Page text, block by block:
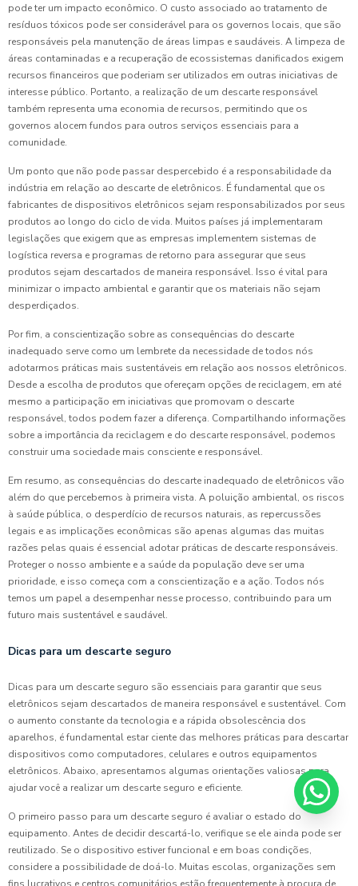
pode ter um impacto econômico. O custo associado ao tratamento de
resíduos tóxicos pode ser considerável para os governos locais, que são
responsáveis pela manutenção de áreas limpas e saudáveis. A limpeza de
áreas contaminadas e a recuperação de ecossistemas danificados exigem
recursos financeiros que poderiam ser utilizados em outras iniciativas de
interesse público. Portanto, a realização de um descarte responsável
também representa uma economia de recursos, permitindo que os
governos alocem fundos para outros serviços essenciais para a
comunidade.
Um ponto que não pode passar despercebido é a responsabilidade da
indústria em relação ao descarte de eletrônicos. É fundamental que os
fabricantes de dispositivos eletrônicos sejam responsabilizados por seus
produtos ao longo do ciclo de vida. Muitos países já implementaram
legislações que exigem que as empresas implementem sistemas de
logística reversa e programas de retorno para assegurar que seus
produtos sejam descartados de maneira responsável. Isso é vital para
minimizar o impacto ambiental e garantir que os materiais não sejam
desperdiçados.
Por fim, a conscientização sobre as consequências do descarte
inadequado serve como um lembrete da necessidade de todos nós
adotarmos práticas mais sustentáveis em relação aos nossos eletrônicos.
Desde a escolha de produtos que ofereçam opções de reciclagem, em até
mesmo a participação em iniciativas que promovam o descarte
responsável, todos podem fazer a diferença. Compartilhando informações
sobre a importância da reciclagem e do descarte responsável, podemos
construir uma sociedade mais consciente e responsável.
Em resumo, as consequências do descarte inadequado de eletrônicos vão
além do que percebemos à primeira vista. A poluição ambiental, os riscos
à saúde pública, o desperdício de recursos naturais, as repercussões
legais e as implicações econômicas são apenas algumas das muitas
razões pelas quais é essencial adotar práticas de descarte responsáveis.
Proteger o nosso ambiente e a saúde da população deve ser uma
prioridade, e isso começa com a conscientização e a ação. Todos nós
temos um papel a desempenhar nesse processo, contribuindo para um
futuro mais sustentável e saudável.
Dicas para um descarte seguro
Dicas para um descarte seguro são essenciais para garantir que seus
eletrônicos sejam descartados de maneira responsável e sustentável. Com
o aumento constante da tecnologia e a rápida obsolescência dos
aparelhos, é fundamental estar ciente das melhores práticas para descartar
dispositivos como computadores, celulares e outros equipamentos
eletrônicos. Abaixo, apresentamos algumas orientações valiosas para
ajudar você a realizar um descarte seguro e eficiente.
O primeiro passo para um descarte seguro é avaliar o estado do
equipamento. Antes de decidir descartá-lo, verifique se ele ainda pode ser
reutilizado. Se o dispositivo estiver funcional e em boas condições,
considere a possibilidade de doá-lo. Muitas escolas, organizações sem
fins lucrativos e centros comunitários estão frequentemente à procura de